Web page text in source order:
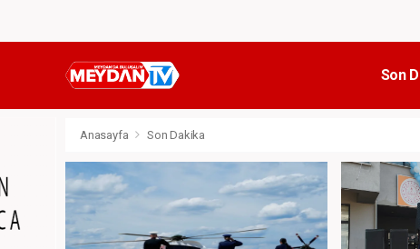
Son
Anasayfa Son Dakika